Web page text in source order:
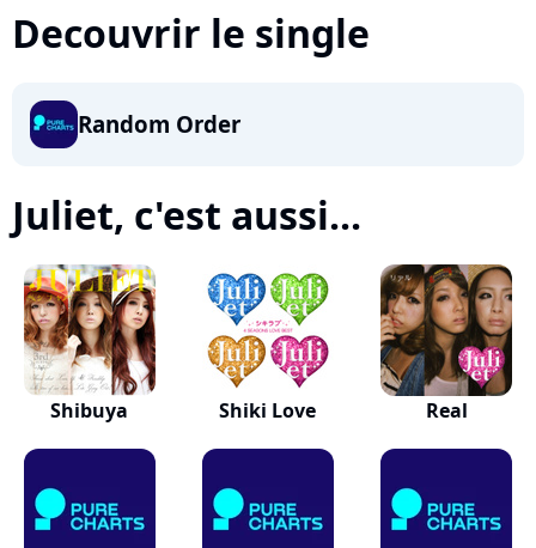
Decouvrir le single
Random Order
Juliet, c'est aussi...
Shibuya Shiki Love Real